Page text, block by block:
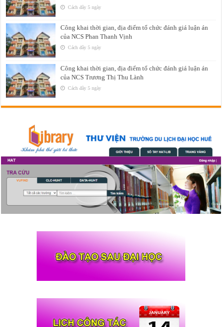
Cách đây 5 ngày
Công khai thời gian, địa điểm tổ chức đánh giá luận án
của NCS Phan Thanh Vịnh
Cách đây 5 ngày
Công khai thời gian, địa điểm tổ chức đánh giá luận án
của NCS Trương Thị Thu Lành
Cách đây 5 ngày